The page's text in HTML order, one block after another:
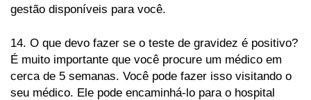
gestão disponíveis para você.
14. O que devo fazer se o teste de gravidez é positivo?
É muito importante que você procure um médico em
cerca de 5 semanas. Você pode fazer isso visitando o
seu médico. Ele pode encaminhá-lo para o hospital